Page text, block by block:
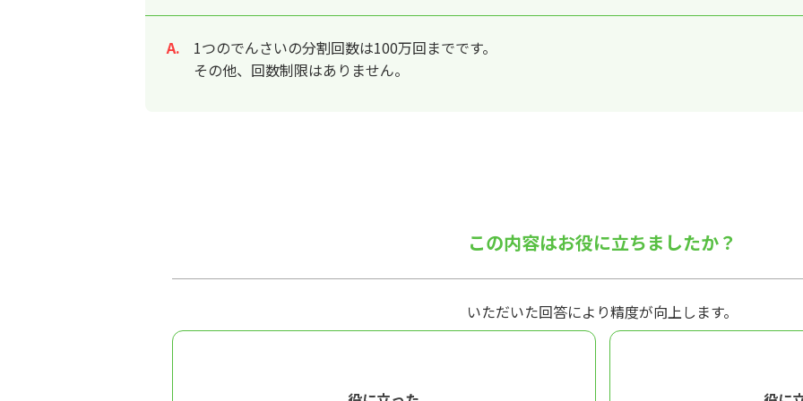
回答
1つのでんさいの分割回数は100万回までです。
その他、回数制限はありません。
この内容はお役に立ちましたか？
いただいた回答により精度が向上します。